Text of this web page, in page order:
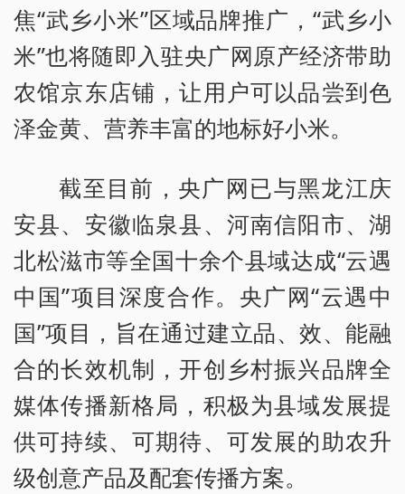
焦“武乡小米”区域品牌推广，“武乡小
米”也将随即入驻央广网原产经济带助
农馆京东店铺，让用户可以品尝到色
泽金黄、营养丰富的地标好小米。
截至目前，央广网已与黑龙江庆
安县、安徽临泉县、河南信阳市、湖
北松滋市等全国十余个县域达成“云遇
中国”项目深度合作。央广网“云遇中
国”项目，旨在通过建立品、效、能融
合的长效机制，开创乡村振兴品牌全
媒体传播新格局，积极为县域发展提
供可持续、可期待、可发展的助农升
级创意产品及配套传播方案。